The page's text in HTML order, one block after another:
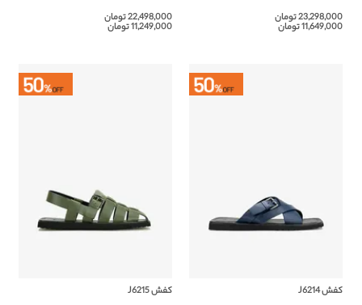
22,498,000 تومان
11,249,000 تومان
23,298,000 تومان
11,649,000 تومان
کفش J6215
کفش J6214